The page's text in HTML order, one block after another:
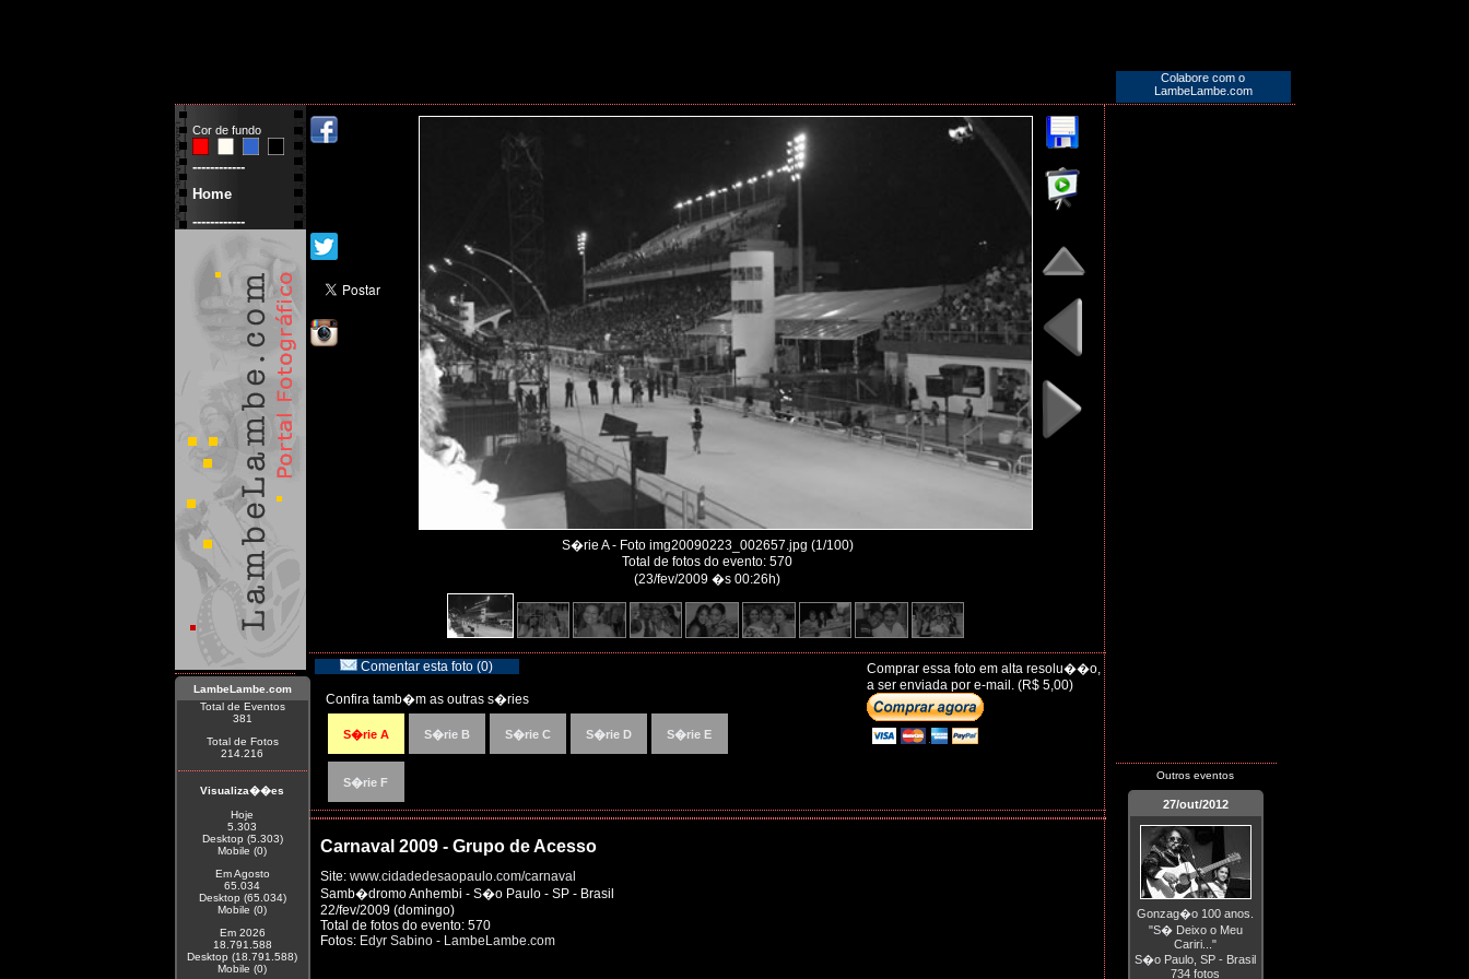
Colabore com o
LambeLambe.com
Cor de fundo
------------
Home
------------
LambeLambe.com
Total de Eventos
381
Total de Fotos
214.216
Visualiza��es
Hoje
5.303
Desktop (5.303)
Mobile (0)
Em Agosto
65.034
Desktop (65.034)
Mobile (0)
Em 2026
18.791.588
Desktop (18.791.588)
Mobile (0)
S�rie A - Foto img20090223_002657.jpg (1/100)
Total de fotos do evento: 570
(23/fev/2009 �s 00:26h)
Comprar essa foto em alta resolu��o,
a ser enviada por e-mail. (R$ 5,00)
Comentar esta foto (0)
Confira tamb�m as outras s�ries
S�rie A S�rie B S�rie C S�rie D S�rie E
S�rie F
Carnaval 2009 - Grupo de Acesso
Site: www.cidadedesaopaulo.com/carnaval
Samb�dromo Anhembi - S�o Paulo - SP - Brasil
22/fev/2009 (domingo)
Total de fotos do evento: 570
Fotos: Edyr Sabino - LambeLambe.com
Outros eventos
27/out/2012
Gonzag�o 100 anos.
"S� Deixo o Meu
Cariri..."
S�o Paulo, SP - Brasil
734 fotos